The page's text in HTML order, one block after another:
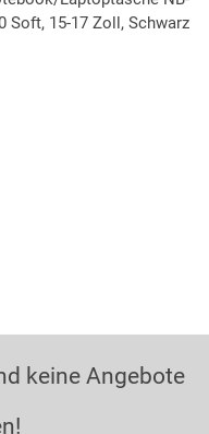
Soft, 15-17 Zoll, Schwarz
keine Angebote